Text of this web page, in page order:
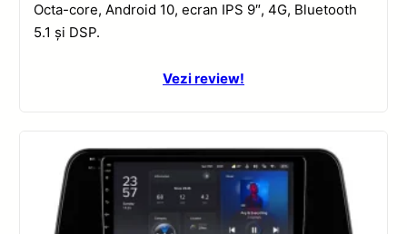
Octa-core, Android 10, ecran IPS 9″, 4G, Bluetooth
5.1 și DSP.
Vezi review!